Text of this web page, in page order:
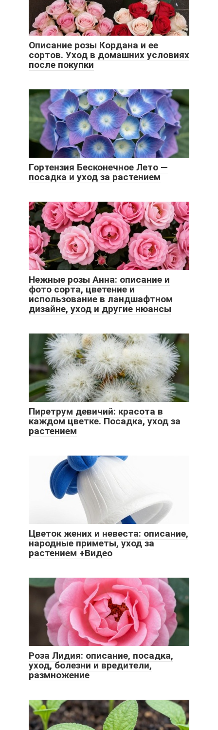
Описание розы Кордана и ее
сортов. Уход в домашних условиях
после покупки
Гортензия Бесконечное Лето —
посадка и уход за растением
Нежные розы Анна: описание и
фото сорта, цветение и
использование в ландшафтном
дизайне, уход и другие нюансы
Пиретрум девичий: красота в
каждом цветке. Посадка, уход за
растением
Цветок жених и невеста: описание,
народные приметы, уход за
растением +Видео
Роза Лидия: описание, посадка,
уход, болезни и вредители,
размножение